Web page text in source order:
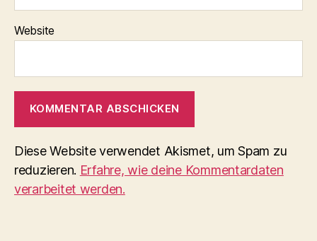
Website
Diese Website verwendet Akismet, um Spam zu
reduzieren. Erfahre, wie deine Kommentardaten
verarbeitet werden.